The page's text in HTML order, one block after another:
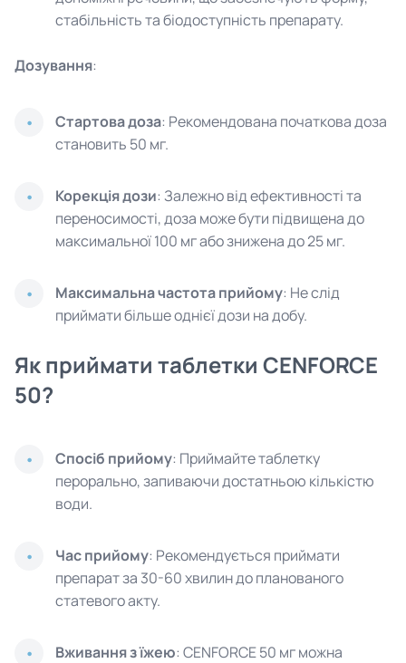
стабільність та біодоступність препарату.
Дозування:
Стартова доза: Рекомендована початкова доза
становить 50 мг.
Корекція дози: Залежно від ефективності та
переносимості, доза може бути підвищена до
максимальної 100 мг або знижена до 25 мг.
Максимальна частота прийому: Не слід
приймати більше однієї дози на добу.
Як приймати таблетки CENFORCE
50?
Спосіб прийому: Приймайте таблетку
перорально, запиваючи достатньою кількістю
води.
Час прийому: Рекомендується приймати
препарат за 30-60 хвилин до планованого
статевого акту.
Вживання з їжею: CENFORCE 50 мг можна